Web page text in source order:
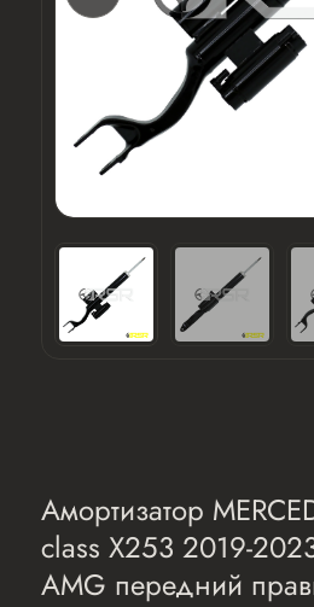
Амортизатор
class X253 2019-
AMG передний